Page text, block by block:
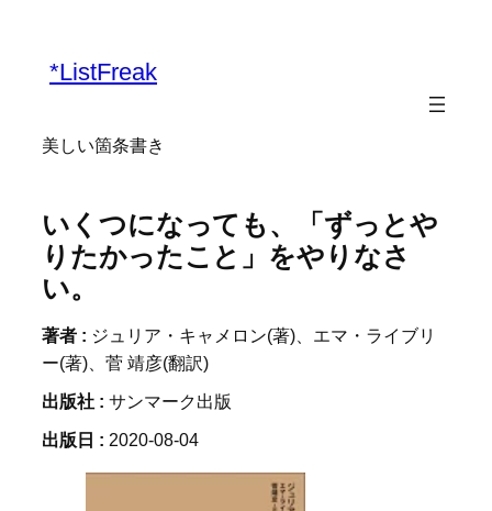
*ListFreak
美しい箇条書き
いくつになっても、「ずっとや
りたかったこと」をやりなさ
い。
著者 : ジュリア・キャメロン(著)、エマ・ライブリ
ー(著)、菅 靖彦(翻訳)
出版社 : サンマーク出版
出版日 : 2020-08-04